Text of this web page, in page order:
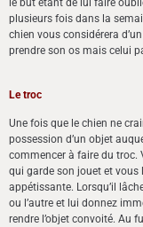
le but étant de lui faire
plusieurs fois dans la
chien vous considérera
prendre son os mais celui
Le troc
Une fois que le chien ne
possession d’un objet
commencer à faire du troc.
qui garde son jouet et
appétissante. Lorsqu’il
ou l’autre et lui donnez
rendre l’objet convoité. Au